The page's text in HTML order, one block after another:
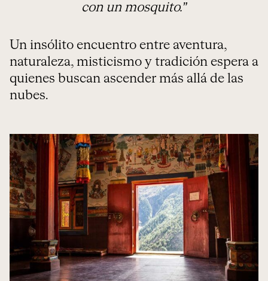
con un mosquito.”
Un insólito encuentro entre aventura,
naturaleza, misticismo y tradición espera a
quienes buscan ascender más allá de las
nubes.